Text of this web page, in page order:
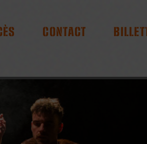
CONTACT